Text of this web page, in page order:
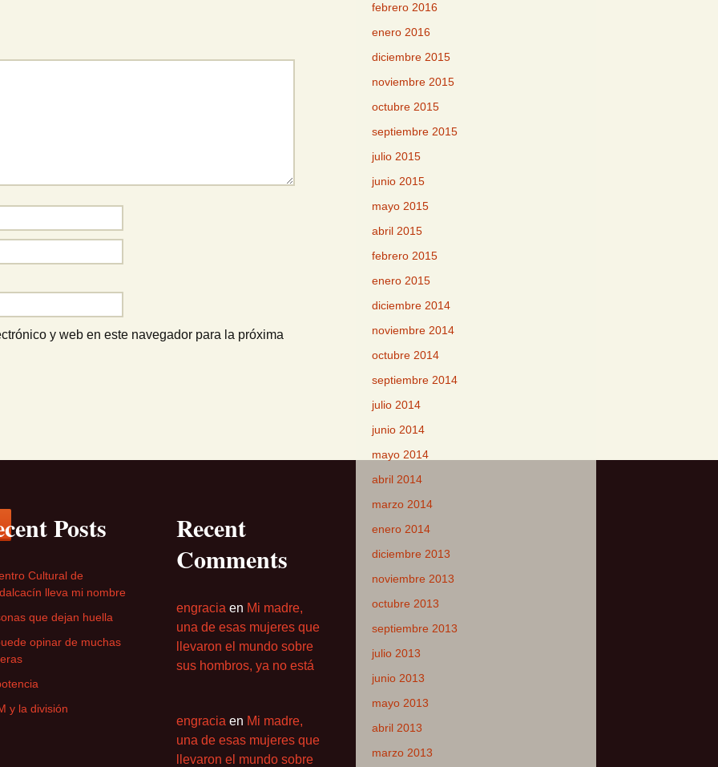
y web en este navegador para la próxima
febrero 2016
enero 2016
diciembre 2015
noviembre 2015
octubre 2015
septiembre 2015
julio 2015
junio 2015
mayo 2015
abril 2015
febrero 2015
enero 2015
diciembre 2014
noviembre 2014
octubre 2014
septiembre 2014
julio 2014
junio 2014
mayo 2014
abril 2014
marzo 2014
enero 2014
diciembre 2013
noviembre 2013
octubre 2013
septiembre 2013
julio 2013
junio 2013
mayo 2013
abril 2013
marzo 2013
Posts
Cultural de
lleva mi nombre
que dejan huella
opinar de muchas
y la división
Recent
Comments
engracia en Mi madre,
una de esas mujeres que
llevaron el mundo sobre
sus hombros, ya no está
engracia en Mi madre,
una de esas mujeres que
llevaron el mundo sobre